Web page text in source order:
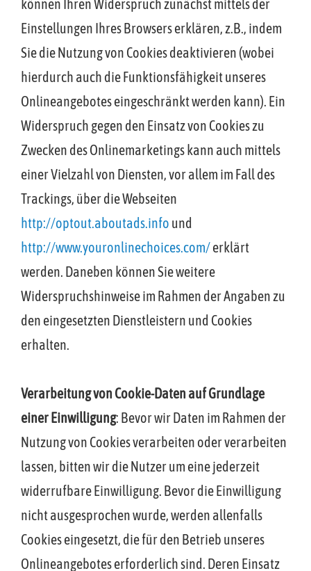
können Ihren Widerspruch zunächst mittels der
Einstellungen Ihres Browsers erklären, z.B., indem
Sie die Nutzung von Cookies deaktivieren (wobei
hierdurch auch die Funktionsfähigkeit unseres
Onlineangebotes eingeschränkt werden kann). Ein
Widerspruch gegen den Einsatz von Cookies zu
Zwecken des Onlinemarketings kann auch mittels
einer Vielzahl von Diensten, vor allem im Fall des
Trackings, über die Webseiten
http://optout.aboutads.info und
http://www.youronlinechoices.com/erklärt
werden. Daneben können Sie weitere
Widerspruchshinweise im Rahmen der Angaben zu
den eingesetzten Dienstleistern und Cookies
erhalten.
Verarbeitung von Cookie-Daten auf Grundlage
einer Einwilligung: Bevor wir Daten im Rahmen der
Nutzung von Cookies verarbeiten oder verarbeiten
lassen, bitten wir die Nutzer um eine jederzeit
widerrufbare Einwilligung. Bevor die Einwilligung
nicht ausgesprochen wurde, werden allenfalls
Cookies eingesetzt, die für den Betrieb unseres
Onlineangebotes erforderlich sind. Deren Einsatz